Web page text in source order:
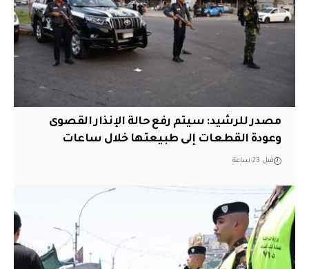
مصدر للرشيد: سيتم رفع حالة الإنذار القصوى
وعودة القطعات إلى طبيعتها خلال ساعات
قبل 23 ساعة